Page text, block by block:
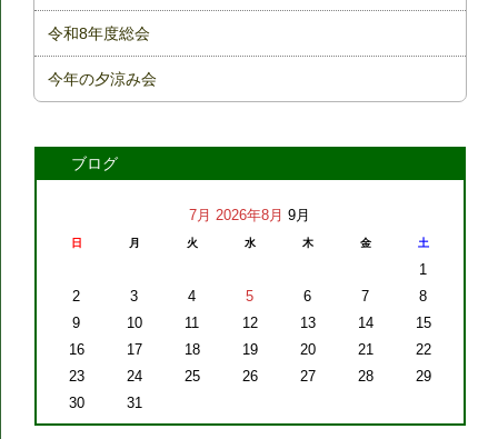
令和8年度総会
今年の夕涼み会
ブログ
7月 2026年8月 9月
日 月 火 水 木 金 土
1
2
3 4 5 6 7
8
9
10 11 12 13 14
15
16
17 18 19 20 21
22
23
24 25 26 27 28
29
30
31